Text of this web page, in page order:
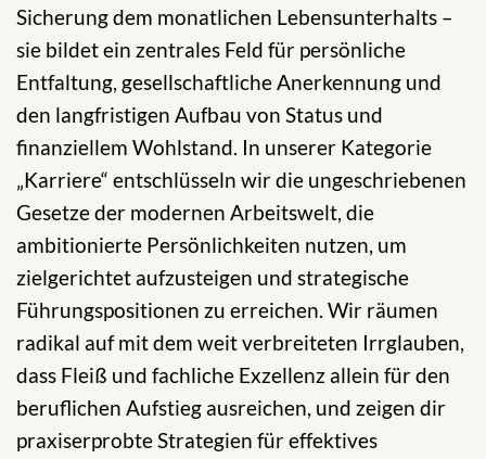
Sicherung dem monatlichen Lebensunterhalts –
sie bildet ein zentrales Feld für persönliche
Entfaltung, gesellschaftliche Anerkennung und
den langfristigen Aufbau von Status und
finanziellem Wohlstand. In unserer Kategorie
„Karriere“ entschlüsseln wir die ungeschriebenen
Gesetze der modernen Arbeitswelt, die
ambitionierte Persönlichkeiten nutzen, um
zielgerichtet aufzusteigen und strategische
Führungspositionen zu erreichen. Wir räumen
radikal auf mit dem weit verbreiteten Irrglauben,
dass Fleiß und fachliche Exzellenz allein für den
beruflichen Aufstieg ausreichen, und zeigen dir
praxiserprobte Strategien für effektives